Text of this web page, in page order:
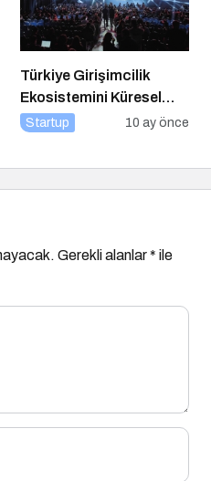
Türkiye Girişimcilik
Ekosistemini Küresel
Sahneye Taşıyan
Startup 10 ay önce
Gerekli alanlar* ile